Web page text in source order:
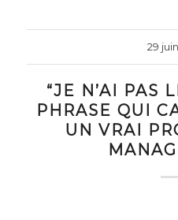
29
“JE N’AI PAS
PHRASE QUI
UN VRAI